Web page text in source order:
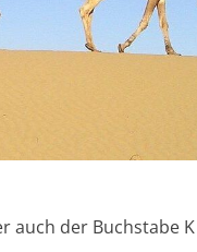
auch der Buchstabe